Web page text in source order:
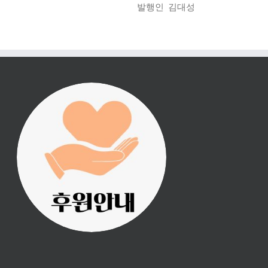
발행인 김대성
진리횃불 사역은 여러분
의 후원으로 이루어집니
다.